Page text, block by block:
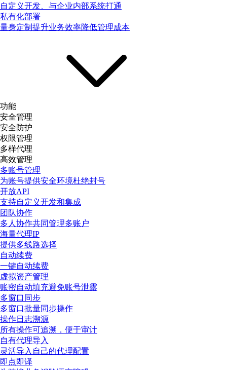
自定义开发、与企业内部系统打通
私有化部署
量身定制提升业务效率降低管理成本
功能
安全管理
安全防护
权限管理
多样代理
高效管理
多账号管理
为账号提供安全环境杜绝封号
开放API
支持自定义开发和集成
团队协作
多人协作共同管理多账户
海量代理IP
提供多线路选择
自动续费
一键自动续费
虚拟资产管理
账密自动填充避免账号泄露
多窗口同步
多窗口批量同步操作
操作日志溯源
所有操作可追溯，便于审计
自有代理导入
灵活导入自己的代理配置
即点即译